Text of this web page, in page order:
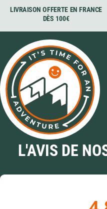
LIVRAISON OFFERTE EN FRANCE
DÈS 100€
L'AVIS DE